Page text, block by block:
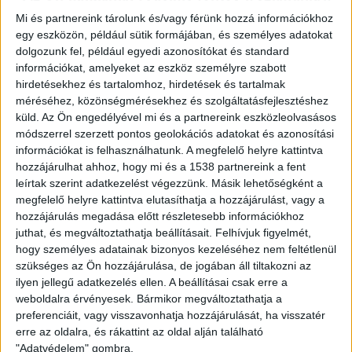
Mi és partnereink tárolunk és/vagy férünk hozzá információkhoz
egy eszközön, például sütik formájában, és személyes adatokat
dolgozunk fel, például egyedi azonosítókat és standard
információkat, amelyeket az eszköz személyre szabott
hirdetésekhez és tartalomhoz, hirdetések és tartalmak
méréséhez, közönségmérésekhez és szolgáltatásfejlesztéshez
küld. Az Ön engedélyével mi és a partnereink eszközleolvasásos
módszerrel szerzett pontos geolokációs adatokat és azonosítási
információkat is felhasználhatunk. A megfelelő helyre kattintva
hozzájárulhat ahhoz, hogy mi és a 1538 partnereink a fent
leírtak szerint adatkezelést végezzünk. Másik lehetőségként a
megfelelő helyre kattintva elutasíthatja a hozzájárulást, vagy a
hozzájárulás megadása előtt részletesebb információkhoz
juthat, és megváltoztathatja beállításait. Felhívjuk figyelmét,
hogy személyes adatainak bizonyos kezeléséhez nem feltétlenül
szükséges az Ön hozzájárulása, de jogában áll tiltakozni az
ilyen jellegű adatkezelés ellen. A beállításai csak erre a
weboldalra érvényesek. Bármikor megváltoztathatja a
preferenciáit, vagy visszavonhatja hozzájárulását, ha visszatér
erre az oldalra, és rákattint az oldal alján található
"Adatvédelem" gombra.
révén kell viselniük a kormány által bevezetett
árszabályozás a költségeit.
“Azt hiszem, hogy más megoldást kellene keresni, talán
gyorsabban kellene kifizetni az elosztókat és a
szolgáltatókat. Eladósodás nélkül kellene megoldani ezt
a helyzetet, ez volna az egészséges, nem pedig az, hogy
az egyik sokkot egy másik sokká alakítsuk át. Mi azért
vagyunk itt, hogy az egész ország pénzügyi stabilitását
biztosítsuk” – mondta a BNR igazgatótanácsi tagja. A
román kormány nemrég 2023. augusztus 1-ig
meghosszabbította azt az április óta hatályos
ársapkarendeletet, amely (bizonyos fogyasztásig)
kilowattóránként 0,80 lejes (66 forint) kedvezményes
tarifával védi a lakossági fogyasztókat a piaci
energiaáraktól. A kis- és középvállalkozások és
közintézményeknek kilowattóránként 1 lej a
kedvezményes tarifa. Akik túllépik az